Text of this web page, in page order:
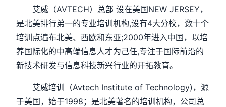
艾威（AVTECH）总部 设在美国NEW JERSEY，
是北美排行弟一的专业培训机构,设有4大分校，数十个
培训点遍布北美、西欧和东亚;2000年进入中国，以培
养国际化的中高端信息人才为己任,专注于国际前沿的
新技术研发与信息科技新兴行业的开拓教育。
艾威培训（Avtech Institute of Technology)，源
于美国，始于1998；是北美著名的培训机构，公司总